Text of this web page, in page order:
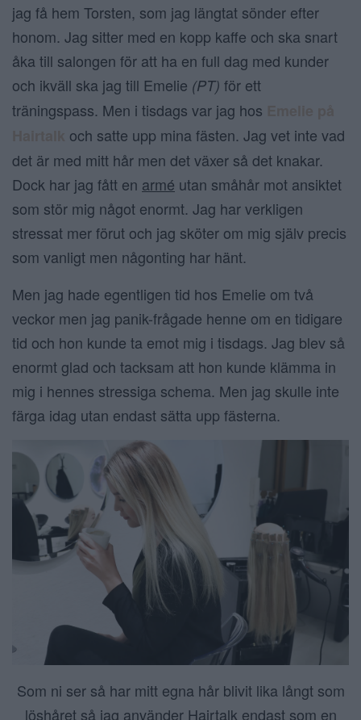
jag få hem Torsten, som jag längtat sönder efter
honom. Jag sitter med en kopp kaffe och ska snart
åka till salongen för att ha en full dag med kunder
och ikväll ska jag till Emelie (PT) för ett
träningspass. Men i tisdags var jag hos
och satte upp mina fästen. Jag vet inte vad
det är med mitt hår men det växer så det knakar.
Dock har jag fått en armé utan småhår mot ansiktet
som stör mig något enormt. Jag har verkligen
stressat mer förut och jag sköter om mig själv precis
som vanligt men någonting har hänt.
Men jag hade egentligen tid hos Emelie om två
veckor men jag panik-frågade henne om en tidigare
tid och hon kunde ta emot mig i tisdags. Jag blev så
enormt glad och tacksam att hon kunde klämma in
mig i hennes stressiga schema. Men jag skulle inte
färga idag utan endast sätta upp fästerna.
Som ni ser så har mitt egna hår blivit lika långt som
löshåret så jag använder Hairtalk endast som en